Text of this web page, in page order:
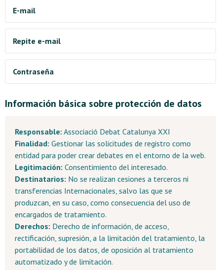
E-mail
Repite e-mail
Contraseña
Información básica sobre protección de datos
Responsable: Associació Debat Catalunya XXI
Finalidad: Gestionar las solicitudes de registro como
entidad para poder crear debates en el entorno de la web.
Legitimación: Consentimiento del interesado.
Destinatarios: No se realizan cesiones a terceros ni
transferencias Internacionales, salvo las que se
produzcan, en su caso, como consecuencia del uso de
encargados de tratamiento.
Derechos: Derecho de información, de acceso,
rectificación, supresión, a la limitación del tratamiento, la
portabilidad de los datos, de oposición al tratamiento
automatizado y de limitación.